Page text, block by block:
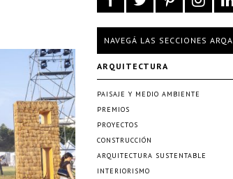
NAVEGÁ LAS SECCIONES ARQA
ARQUITECTURA
PAISAJE Y MEDIO AMBIENTE
PREMIOS
PROYECTOS
CONSTRUCCIÓN
ARQUITECTURA SUSTENTABLE
INTERIORISMO